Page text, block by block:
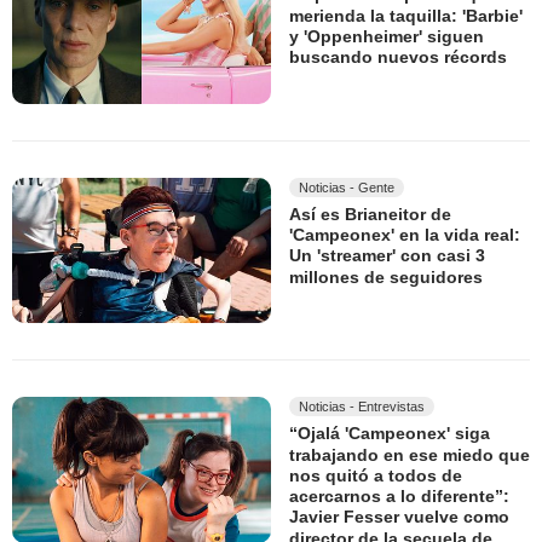
merienda la taquilla: 'Barbie'
y 'Oppenheimer' siguen
buscando nuevos récords
Noticias - Gente
Así es Brianeitor de
'Campeonex' en la vida real:
Un 'streamer' con casi 3
millones de seguidores
Noticias - Entrevistas
“Ojalá 'Campeonex' siga
trabajando en ese miedo que
nos quitó a todos de
acercarnos a lo diferente”:
Javier Fesser vuelve como